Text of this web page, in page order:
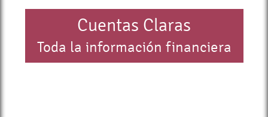
Cuentas Claras
Toda la información financiera